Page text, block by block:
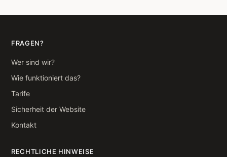
FRAGEN?
Wer sind wir?
Wie funktioniert das?
Tarife
Sicherheit der Website
Kontakt
RECHTLICHE HINWEISE